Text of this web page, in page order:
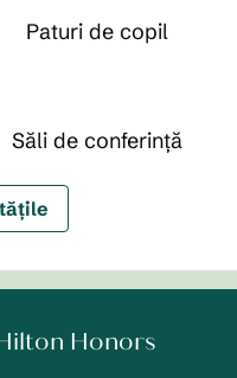
Paturi de copil
Săli de conferință
Honors